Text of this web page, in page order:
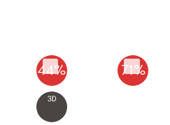
44% 71%